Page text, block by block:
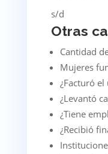
s/d
Otras
Cantidad
Mujeres
¿Facturó
¿Levantó
¿Tiene
¿Recibió